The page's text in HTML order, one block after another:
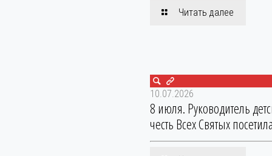
Читать далее
10.07.2026
8 июля. Руководитель
честь Всех Святых